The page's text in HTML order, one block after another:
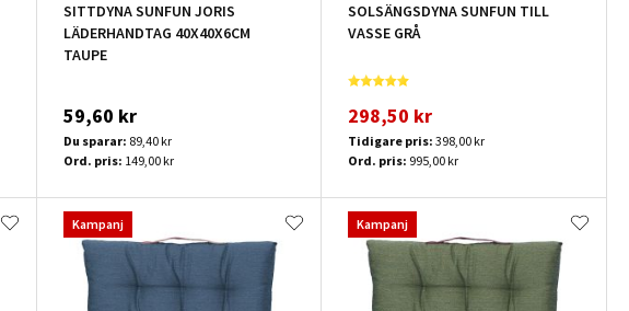
SITTDYNA SUNFUN JORIS
LÄDERHANDTAG 40X40X6CM
TAUPE
59,60 kr
Du sparar: 89,40 kr
Ord. pris: 149,00 kr
SOLSÄNGSDYNA SUNFUN TILL
VASSE GRÅ
298,50 kr
Tidigare pris: 398,00 kr
Ord. pris: 995,00 kr
Kampanj Kampanj